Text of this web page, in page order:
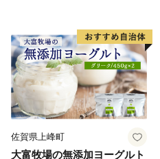
佐賀県上峰町
大富牧場の無添加ヨーグルト